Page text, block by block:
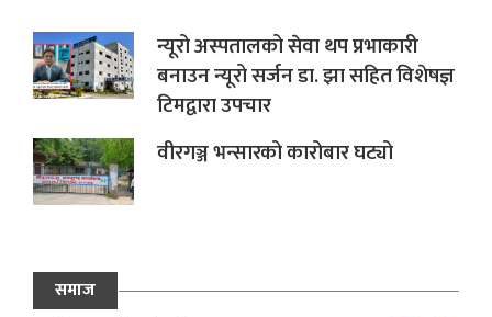
न्यूरो अस्पतालको सेवा थप प्रभाकारी
बनाउन न्यूरो सर्जन डा. झा सहित विशेषज्ञ
टिमद्वारा उपचार
वीरगञ्ज भन्सारको कारोबार घट्यो
समाज